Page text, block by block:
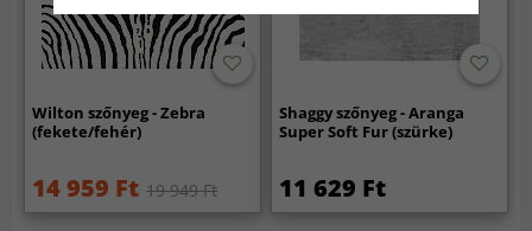
Wilton szőnyeg - Zebra
(fekete/fehér)
14 959 Ft 19 949 Ft
Shaggy szőnyeg - Aranga
Super Soft Fur (szürke)
11 629 Ft